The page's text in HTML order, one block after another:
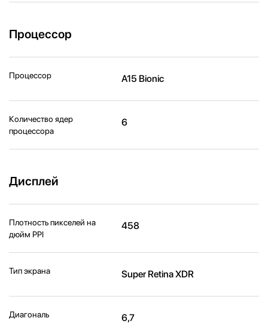
Процессор
Процессор A15 Bionic
Количество ядер
процессора
6
Дисплей
Плотность пикселей на
дюйм PPI
458
Тип экрана Super Retina XDR
Диагональ 6,7